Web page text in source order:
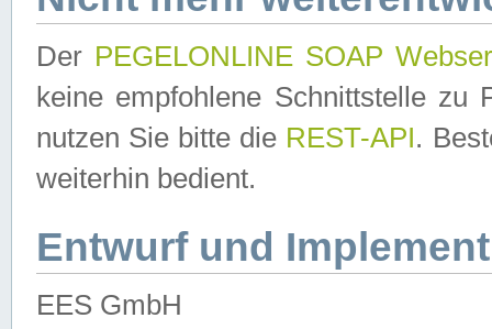
Der PEGELONLINE SOAP
keine empfohlene Schnittstelle zu
nutzen Sie bitte die REST-API.
weiterhin bedient.
Entwurf und
EES GmbH